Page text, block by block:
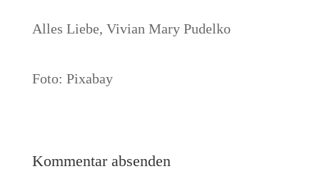
Alles Liebe, Vivian Mary Pudelko
Foto: Pixabay
Kommentar absenden